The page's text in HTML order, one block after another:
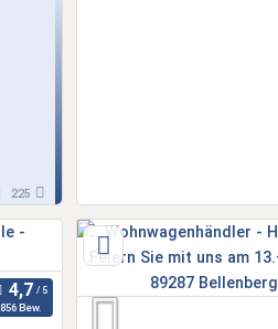
225
856 Bew.